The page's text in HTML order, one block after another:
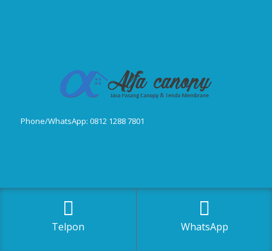
Phone/WhatsApp: 0812 1288 7801
© Copyright 2018-2025, Canopy Kain, Tenda Membrane, Kanopi Kain,
Kanopi Minmalis
Telpon WhatsApp